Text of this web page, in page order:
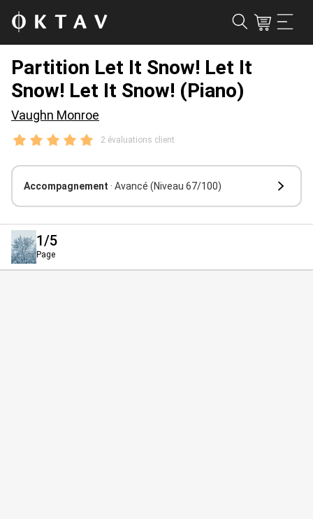
Partition Let It Snow! Let It
Snow! Let It Snow! (Piano)
Vaughn Monroe
2 évaluations client
Accompagnement · Avancé (Niveau 67/100)
1/5
Page